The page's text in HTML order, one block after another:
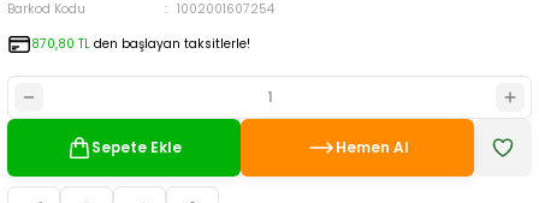
Barkod Kodu
1002001607254
870,80 TL den başlayan taksitlerle!
Sepete Ekle Hemen Al